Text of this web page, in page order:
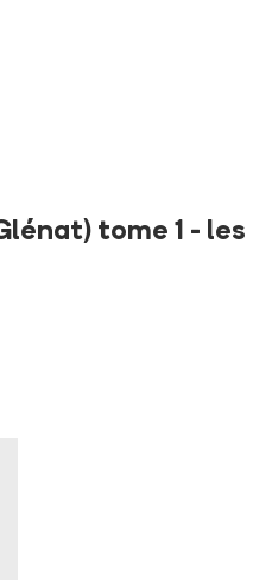
tome 1 - les